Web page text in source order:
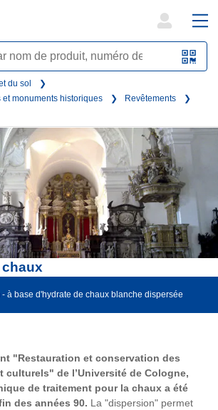
QR-
oder
search
form
du sol
monuments historiques
Revêtements
à base d'hydrate de chaux blanche dispersée
"Restauration et conservation des
culturels" de l’Université de Cologne,
de traitement pour la chaux a été
des années 90. La "dispersion" permet